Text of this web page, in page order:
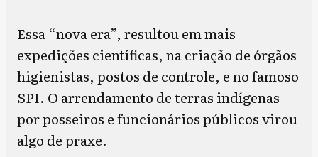
Essa “nova era”, resultou em mais
expedições científicas, na criação de órgãos
higienistas, postos de controle, e no famoso
SPI. O arrendamento de terras indígenas
por posseiros e funcionários públicos virou
algo de praxe.